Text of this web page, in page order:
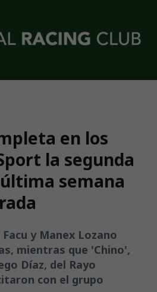
en los
la segunda
semana
y Manex Lozano
mientras que 'Chino',
Díaz, del Rayo
con el grupo